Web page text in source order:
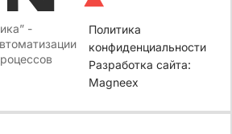
-
Политика
конфиденциальности
Разработка сайта:
Magneex